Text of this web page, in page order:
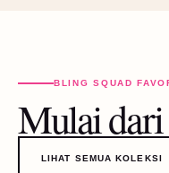
BLING SQUAD
Mulai dari
LIHAT SEMUA KOLEKSI